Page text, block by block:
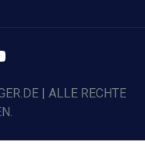
| ALLE RECHTE